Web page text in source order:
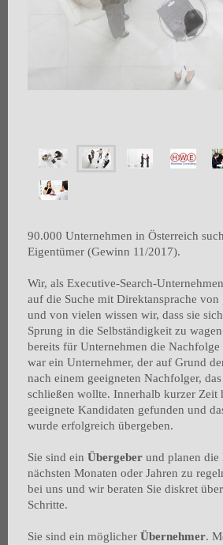
90.000 Unternehmen in Österreich
Eigentümer (Gewinn 11/2017).
Wir, als Executive-Search-
auf die Suche mit Direktansprache von
und von vielen wissen wir, dass sie
Sprung in die Selbständigkeit zu
bereits für Unternehmen die
war ein Unternehmer, der auf Grund
nach einem geeigneten Nachfolger,
schließen wollte. Innerhalb kurzer Zeit
geeignete Kandidaten gefunden und
wurde erfolgreich übergeben.
Sie sind ein Übergeber und planen die
nächsten Monaten oder Jahren zu
bei uns und wir beraten Sie diskret
Schritte.
Sie sind ein möglicher Übernehmer.